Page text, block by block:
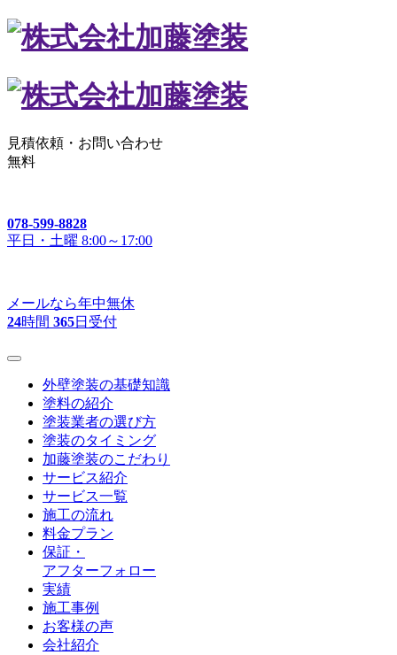
見積依頼・ お問い合わせ
無料
078-599-8828
平日・土曜 8:00～17:00
メールなら年中無休
24時間 365日受付
外壁塗装の基礎知識
塗料の紹介
塗装業者の選び方
塗装のタイミング
加藤塗装のこだわり
サービス紹介
サービス一覧
施工の流れ
料金プラン
保証・
アフターフォロー
実績
施工事例
お客様の声
会社紹介